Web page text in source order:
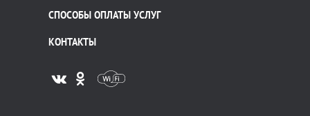
СПОСОБЫ ОПЛАТЫ УСЛУГ
КОНТАКТЫ